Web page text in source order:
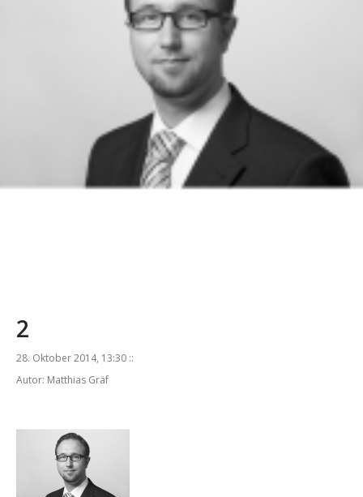
2
28. Oktober 2014, 13:30 ::
Autor: Matthias Gräf